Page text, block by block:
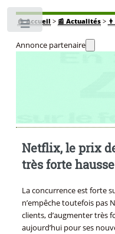
🏠Accueil > 📰 Actualités>
Annonce partenaire
Netflix, le prix
très forte hausse
La concurrence est forte
n’empêche toutefois pas
clients, d’augmenter très
aujourd’hui pour ses
Toggle